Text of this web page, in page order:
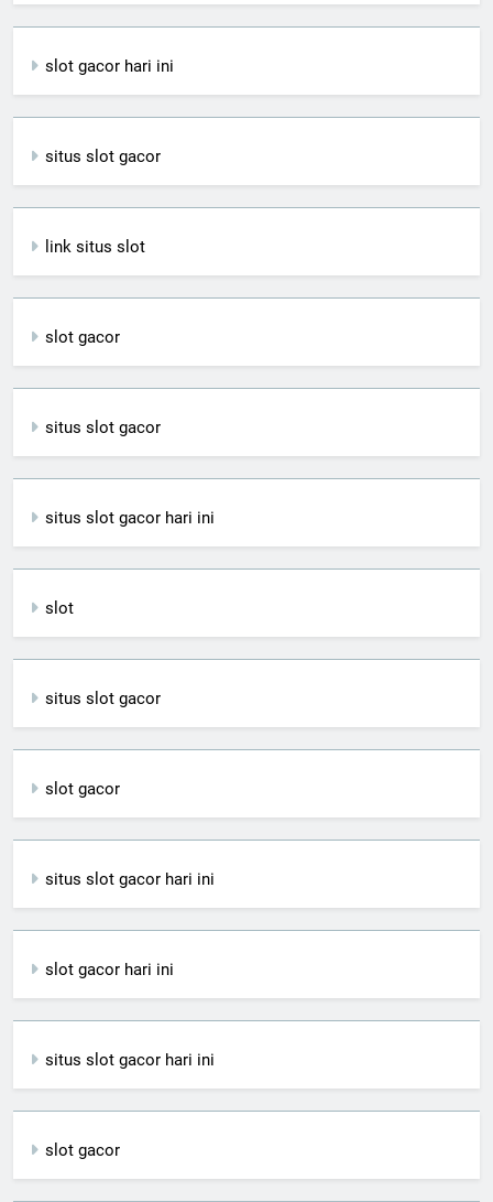
slot gacor hari ini
situs slot gacor
link situs slot
slot gacor
situs slot gacor
situs slot gacor hari ini
slot
situs slot gacor
slot gacor
situs slot gacor hari ini
slot gacor hari ini
situs slot gacor hari ini
slot gacor